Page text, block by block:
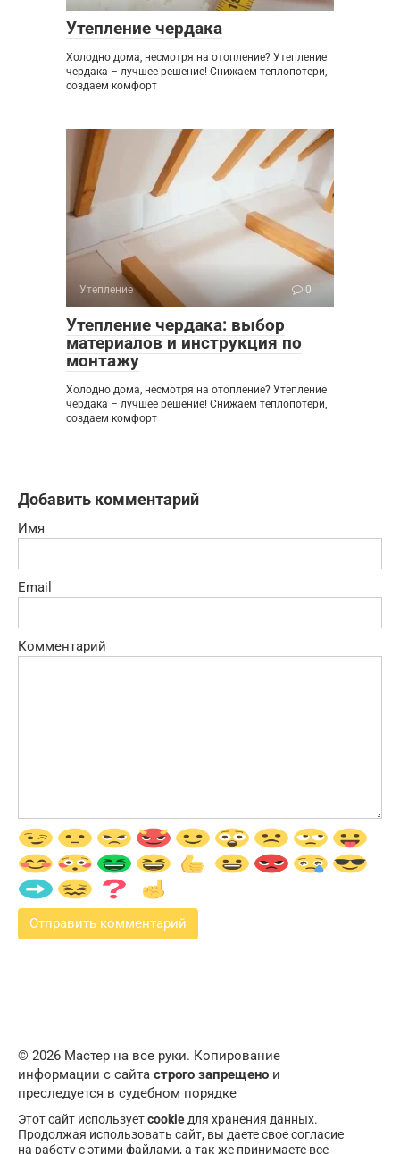
Утепление чердака
Холодно дома, несмотря на отопление? Утепление
чердака – лучшее решение! Снижаем теплопотери,
создаем комфорт
Утепление 0
Утепление чердака: выбор
материалов и инструкция по
монтажу
Холодно дома, несмотря на отопление? Утепление
чердака – лучшее решение! Снижаем теплопотери,
создаем комфорт
Добавить комментарий
Имя
Email
Комментарий
© 2026 Мастер на все руки. Копирование
информации с сайта строго запрещено и
преследуется в судебном порядке
Этот сайт используетcookie для хранения данных.
Продолжая использовать сайт, вы даете свое согласие
на работу с этими файлами, а так же принимаете все